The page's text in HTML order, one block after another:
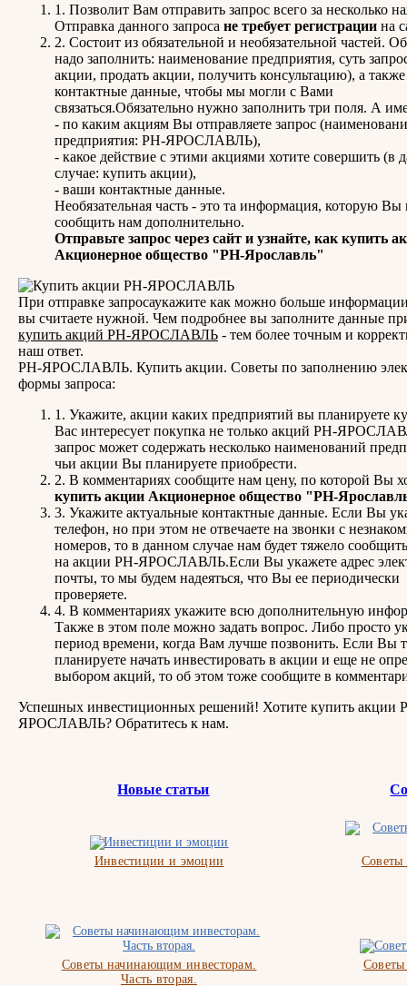
1. Позволит Вам отправить запрос всего за несколько
Отправка данного запроса не требует регистрации на
2. Состоит из обязательной и необязательной частей.
надо заполнить: наименование предприятия, суть
акции, продать акции, получить консультацию), а
контактные данные, чтобы мы могли с Вами
связаться.Обязательно нужно заполнить три поля. А
- по каким акциям Вы отправляете запрос
предприятия: РН-ЯРОСЛАВЛЬ),
- какое действие с этими акциями хотите совершить (в
случае: купить акции),
- ваши контактные данные.
Необязательная часть - это та информация, которую Вы
сообщить нам дополнительно.
Отправьте запрос через сайт и узнайте, как купить
Акционерное общество "РН-Ярославль"
При отправке запросаукажите как можно больше
вы считаете нужной. Чем подробнее вы заполните данные
купить акций РН-ЯРОСЛАВЛЬ - тем более точным и
наш ответ.
РН-ЯРОСЛАВЛЬ. Купить акции. Советы по заполнению
формы запроса:
1. Укажите, акции каких предприятий вы планируете
Вас интересует покупка не только акций РН-
запрос может содержать несколько наименований
чьи акции Вы планируете приобрести.
2. В комментариях сообщите нам цену, по которой Вы
купить акции Акционерное общество "РН-
3. Укажите актуальные контактные данные. Если Вы
телефон, но при этом не отвечаете на звонки с
номеров, то в данном случае нам будет тяжело
на акции РН-ЯРОСЛАВЛЬ.Если Вы укажете адрес
почты, то мы будем надеяться, что Вы ее периодически
проверяете.
4. В комментариях укажите всю дополнительную
Также в этом поле можно задать вопрос. Либо просто
период времени, когда Вам лучше позвонить. Если Вы
планируете начать инвестировать в акции и еще не
выбором акций, то об этом тоже сообщите в
Успешных инвестиционных решений! Хотите купить акции
ЯРОСЛАВЛЬ? Обратитесь к нам.
Новые статьи
Инвестиции и эмоции Советы
Советы начинающим инвесторам.
Часть вторая.